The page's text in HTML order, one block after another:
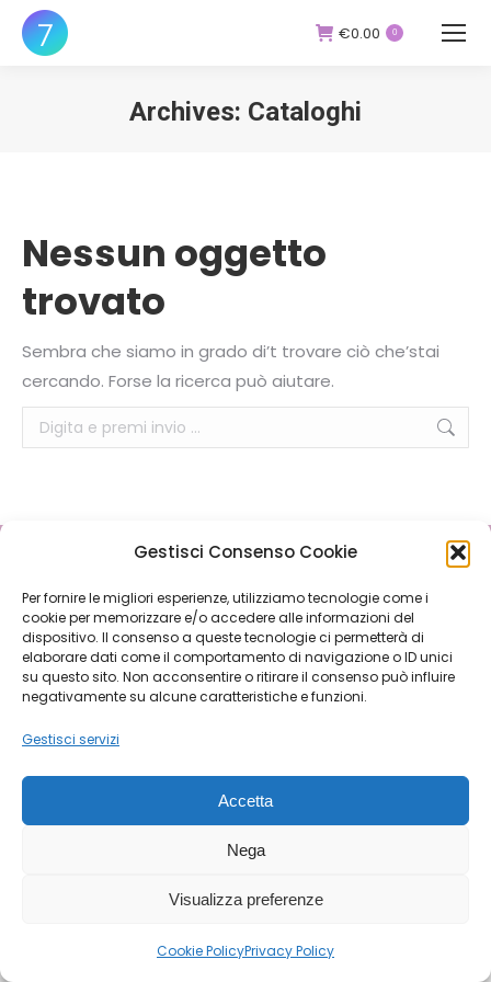
Gestisci Consenso Cookie
Per fornire le migliori esperienze, utilizziamo tecnologie come i
cookie per memorizzare e/o accedere alle informazioni del
dispositivo. Il consenso a queste tecnologie ci permetterà di
elaborare dati come il comportamento di navigazione o ID unici
su questo sito. Non acconsentire o ritirare il consenso può influire
negativamente su alcune caratteristiche e funzioni.
Gestisci servizi
Accetta
Nega
Visualizza preferenze
Cookie PolicyPrivacy Policy
€0.00 0
Archives: Cataloghi
Nessun oggetto
trovato
Sembra che siamo in grado di’t trovare ciò che’stai
cercando. Forse la ricerca può aiutare.
Cerca
Dream-Theme — trulypremium WordPress
themes
Michael House S.R.L.S
Via Fabio Filzi 33, 20124 Milano
P.IVA 12842370962